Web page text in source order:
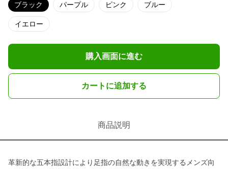
ブラック パープル ピンク ブルー
イエロー
購入画面に進む
カートに追加する
商品説明
革新的な五本指設計により足指の自然な動きを実現するメンズ向